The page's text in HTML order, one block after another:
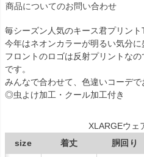
商品についてのお問い合わせ
毎シーズン人気のキース君プリント
今年はネオンカラーが明るい気分に
フロントのロゴは反射プリントな
です。
みんなで合わせて、色違いコーデ
◎虫よけ加工・クール加工付き
XLARGEウェ
size
着丈 胴回り